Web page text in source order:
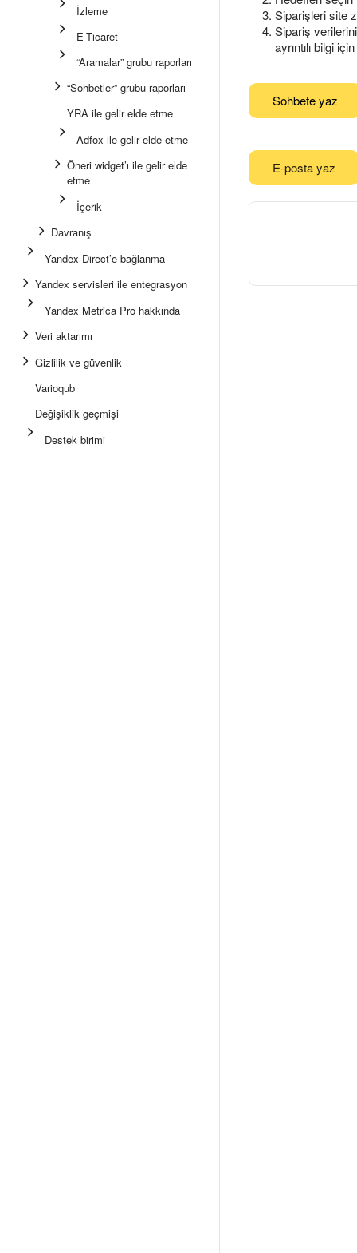
İzleme
E-Ticaret
“Aramalar” grubu raporları
“Sohbetler” grubu raporları
YRA ile gelir elde etme
Adfox ile gelir elde etme
Öneri widget’ı ile gelir elde
etme
İçerik
Davranış
Yandex Direct’e bağlanma
Yandex servisleri ile entegrasyon
Yandex Metrica Pro hakkında
Veri aktarımı
Gizlilik ve güvenlik
Varioqub
Değişiklik geçmişi
Destek birimi
Siparişleri site
Sipariş
ayrıntılı bilgi için
Sohbete yaz
E-posta yaz